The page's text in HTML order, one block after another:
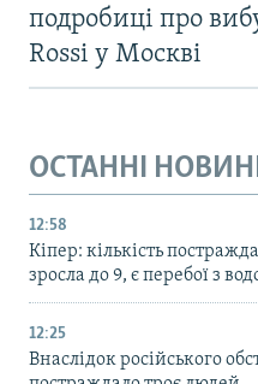
подробиці про
Rossi у Москві
ОСТАННІ
12:58
Кіпер: кількість
зросла до 9, є перебої з
12:25
Внаслідок російського